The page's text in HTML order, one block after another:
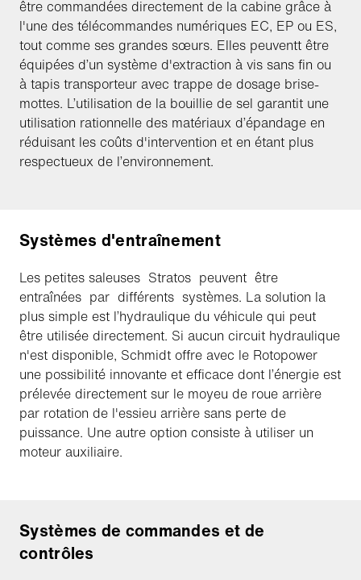
être commandées directement de la cabine grâce à
l'une des télécommandes numériques EC, EP ou ES,
tout comme ses grandes sœurs. Elles peuventt être
équipées d’un système d'extraction à vis sans fin ou
à tapis transporteur avec trappe de dosage brise-
mottes. L’utilisation de la bouillie de sel garantit une
utilisation rationnelle des matériaux d’épandage en
réduisant les coûts d'intervention et en étant plus
respectueux de l’environnement.
Systèmes d'entraînement
Les petites saleuses Stratos peuvent être
entraînées par différents systèmes. La solution la
plus simple est l’hydraulique du véhicule qui peut
être utilisée directement. Si aucun circuit hydraulique
n'est disponible, Schmidt offre avec le Rotopower
une possibilité innovante et efficace dont l’énergie est
prélevée directement sur le moyeu de roue arrière
par rotation de l'essieu arrière sans perte de
puissance. Une autre option consiste à utiliser un
moteur auxiliaire.
Systèmes de commandes et de
contrôles